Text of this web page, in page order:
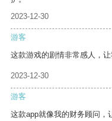
2023-12-30
游客
这款游戏的剧情非常感人，让
2023-12-30
游客
这款app就像我的财务顾问，